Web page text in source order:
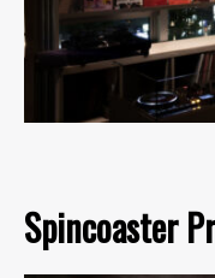
Spincoaster